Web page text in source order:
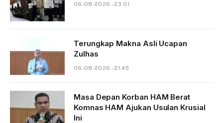
06-08-2026 - 23.01
Terungkap Makna Asli Ucapan
Zulhas
06-08-2026 - 21.45
Masa Depan Korban HAM Berat
Komnas HAM Ajukan Usulan Krusial
Ini